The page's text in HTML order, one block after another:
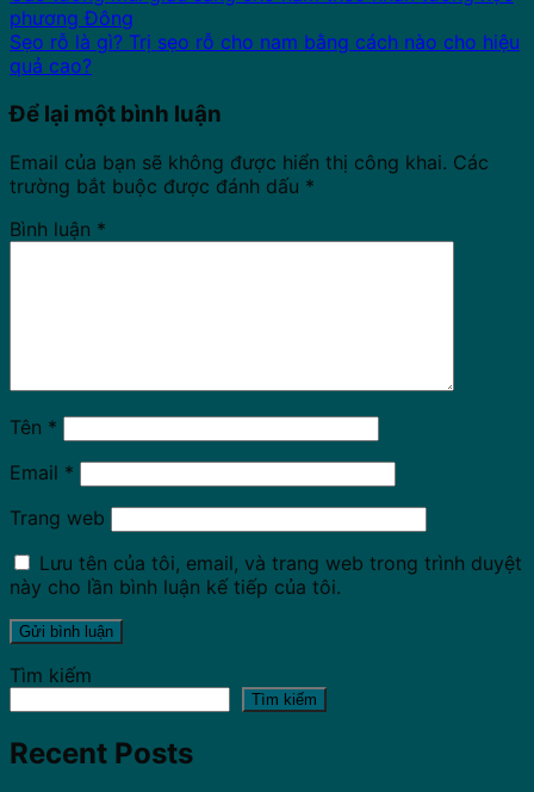
phương Đông
Sẹo rỗ là gì? Trị sẹo rỗ cho nam bằng cách nào cho hiệu
quả cao?
Để lại một bình luận
Email của bạn sẽ không được hiển thị công khai. Các
trường bắt buộc được đánh dấu *
Bình luận *
Tên *
Email *
Trang web
Lưu tên của tôi, email, và trang web trong trình duyệt
này cho lần bình luận kế tiếp của tôi.
Tìm kiếm
Tìm kiếm
Recent Posts